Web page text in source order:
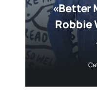
«Better
Robbie